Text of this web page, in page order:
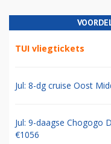
TUI vliegtickets
Jul: 8-dg cruise Oost
Jul: 9-daagse Chogogo
€1056